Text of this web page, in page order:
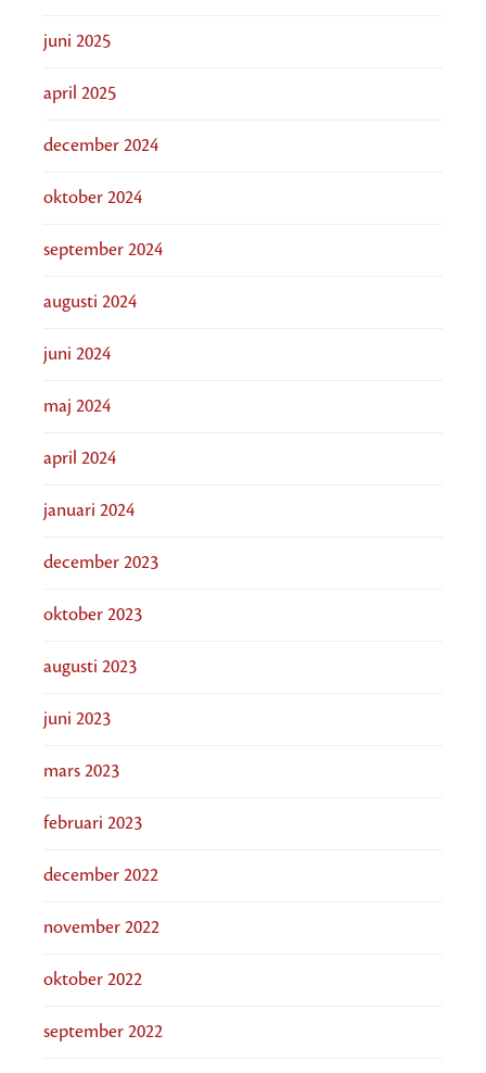
juni 2025
april 2025
december 2024
oktober 2024
september 2024
augusti 2024
juni 2024
maj 2024
april 2024
januari 2024
december 2023
oktober 2023
augusti 2023
juni 2023
mars 2023
februari 2023
december 2022
november 2022
oktober 2022
september 2022